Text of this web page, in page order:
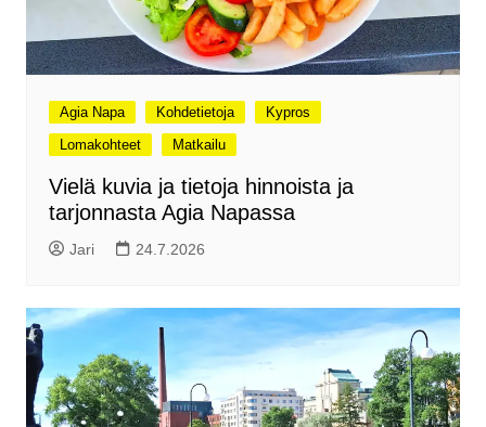
Agia Napa Kohdetietoja
Kypros
Lomakohteet
Matkailu
Vielä kuvia ja tietoja hinnoista ja
tarjonnasta Agia Napassa
Jari 24.7.2026